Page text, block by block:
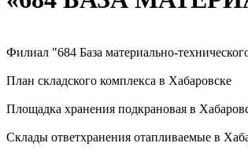
Филиал "684 База материально-
План складского комплекса в Хабаровске
Площадка хранения подкрановая в
Склады ответхранения отапливаемые в